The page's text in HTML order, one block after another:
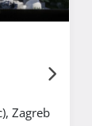
, Zagreb